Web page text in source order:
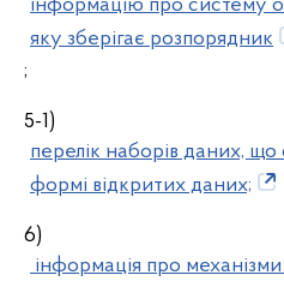
інформацію про систему
яку зберігає розпорядник
;
5-1)
перелік наборів даних,
формі відкритих даних;
6)
інформація про